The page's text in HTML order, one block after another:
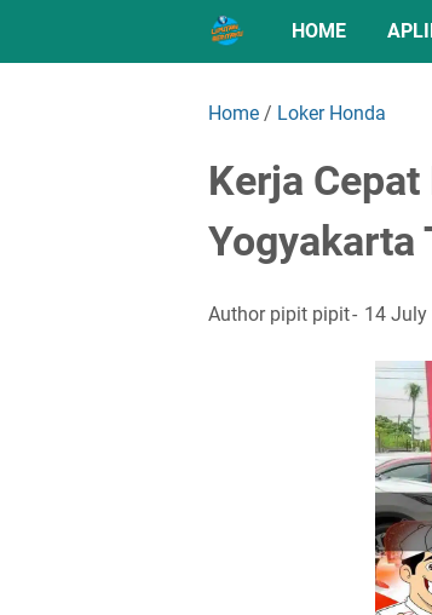
HOME
Home / Loker Honda
Kerja
Yogyakarta
Author pipit pipit 14 July